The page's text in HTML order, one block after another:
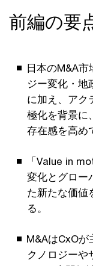
前編の要
日本のM&A
ジー変化・地
に加え、アク
極化を背景に
存在感を高め
「Value in
変化とグロー
た新たな価値
る。
M&AはCxOが
クノロジーや